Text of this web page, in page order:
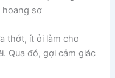
hoang sơ
thớt, ít ỏi làm cho
Qua đó, gợi cảm giác